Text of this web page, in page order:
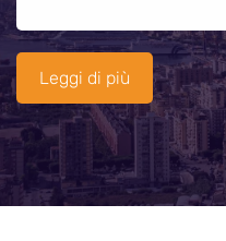
Leggi di più